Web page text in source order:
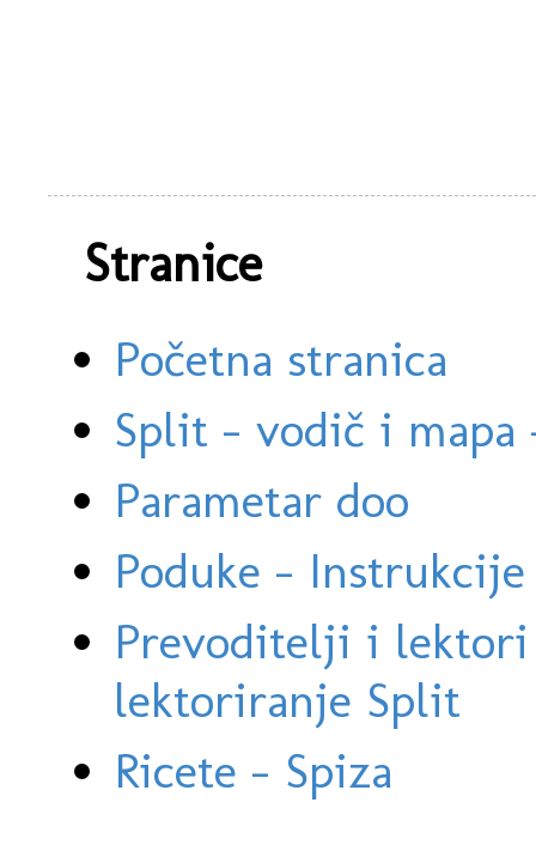
Stranice
Početna stranica
Split - vodič i
Parametar doo
Poduke -
Prevoditelji i
lektoriranje Split
Ricete - Spiza